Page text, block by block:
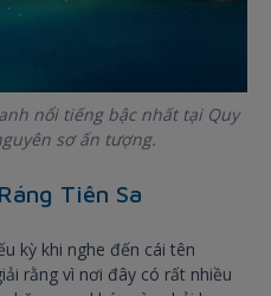
nổi tiếng bậc nhất tại Quy
sơ ấn tượng.
Tiên Sa
kỳ khi nghe đến cái tên
rằng vì nơi đây có rất nhiều